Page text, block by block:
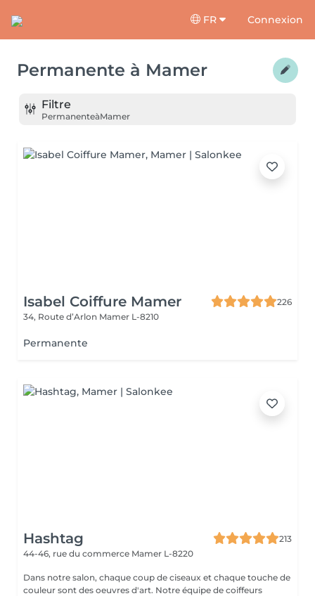
FR Connexion
Permanente à Mamer
Filtre
PermanenteàMamer
Isabel Coiffure Mamer
226
34, Route d’Arlon Mamer L-8210
Permanente
Hashtag
213
44-46, rue du commerce Mamer L-8220
Dans notre salon, chaque coup de ciseaux et chaque touche de
couleur sont des oeuvres d'art. Notre équipe de coiffeurs